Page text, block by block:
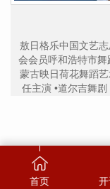
敖日格乐中国文艺
会会员呼和浩特市
蒙古映日荷花舞蹈
任主演 •道尔吉舞
波罗·传奇》担任主
首页